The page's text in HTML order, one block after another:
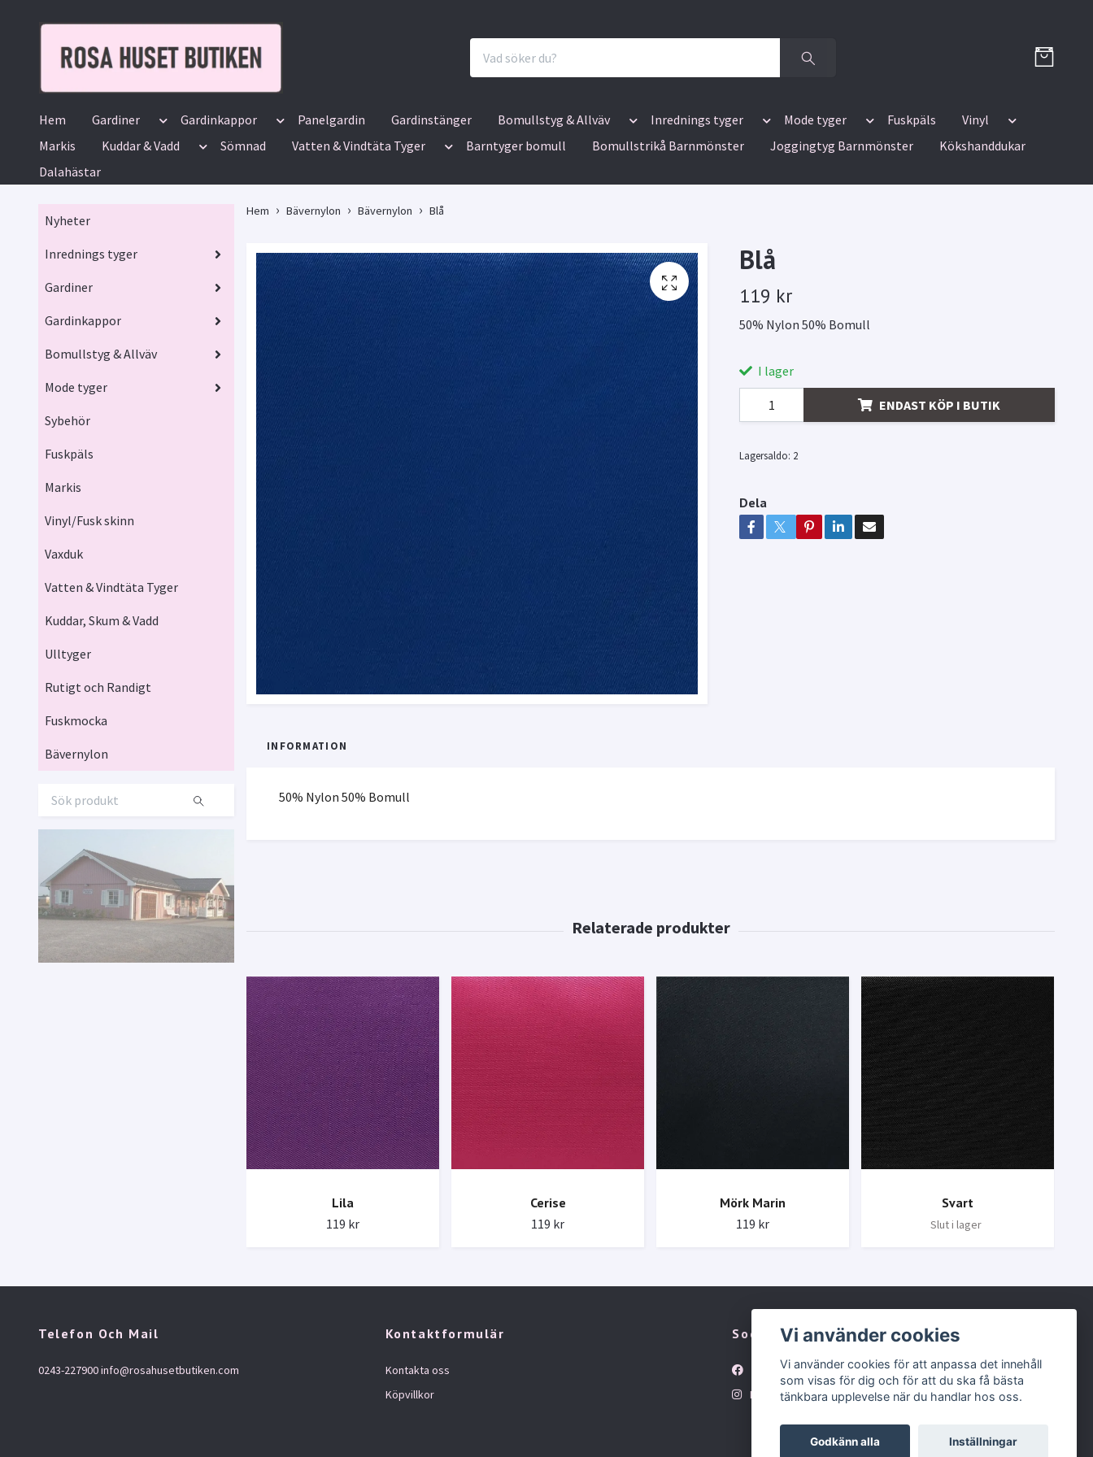
Hem Gardiner Gardinkappor Panelgardin Gardinstänger Bomullstyg & Allväv Inrednings tyger Mode tyger Fuskpäls
Vinyl
Markis
Kuddar & Vadd Sömnad Vatten & Vindtäta Tyger Barntyger bomull Bomullstrikå Barnmönster Joggingtyg Barnmönster
Kökshanddukar
Dalahästar
Nyheter
Inrednings tyger
Gardiner
Gardinkappor
Bomullstyg & Allväv
Mode tyger
Sybehör
Fuskpäls
Markis
Vinyl/Fusk skinn
Vaxduk
Vatten & Vindtäta Tyger
Kuddar, Skum & Vadd
Ulltyger
Rutigt och Randigt
Fuskmocka
Bävernylon
Hem Bävernylon Bävernylon Blå
Blå
119 kr
50% Nylon 50% Bomull
I lager
ENDAST KÖP I BUTIK
Lagersaldo: 2
Dela
INFORMATION
50% Nylon 50% Bomull
Lila
119 kr
Cerise
119 kr
Mörk Marin
119 kr
Svart
Slut i lager
Telefon Och Mail
0243-227900info@rosahusetbutiken.com
Kontaktformulär
Kontakta oss
Köpvillkor
Sociala medier
Facebook
Instagram
Vi använder cookies
Vi använder cookies för att anpassa det innehåll
som visas för dig och för att du ska få bästa
tänkbara upplevelse när du handlar hos oss.
Godkänn alla Inställningar